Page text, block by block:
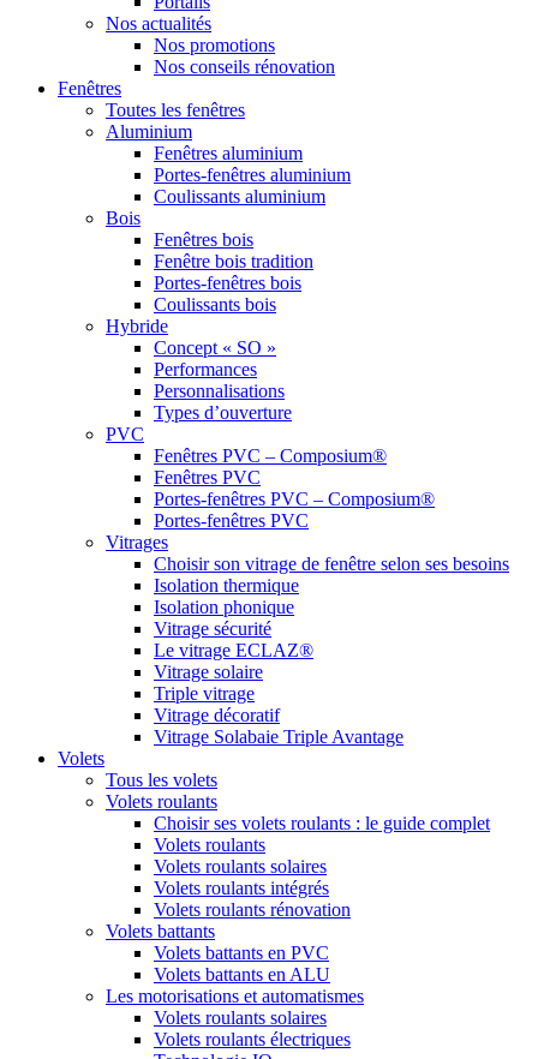
Nos actualités
Nos promotions
Nos conseils rénovation
Fenêtres
Toutes les fenêtres
Aluminium
Fenêtres aluminium
Portes-fenêtres aluminium
Coulissants aluminium
Bois
Fenêtres bois
Fenêtre bois tradition
Portes-fenêtres bois
Coulissants bois
Hybride
Concept « SO »
Performances
Personnalisations
Types d’ouverture
PVC
Fenêtres PVC – Composium®
Fenêtres PVC
Portes-fenêtres PVC – Composium®
Portes-fenêtres PVC
Vitrages
Choisir son vitrage de fenêtre selon ses besoins
Isolation thermique
Isolation phonique
Vitrage sécurité
Le vitrage ECLAZ®
Vitrage solaire
Triple vitrage
Vitrage décoratif
Vitrage Solabaie Triple Avantage
Volets
Tous les volets
Volets roulants
Choisir ses volets roulants : le guide complet
Volets roulants
Volets roulants solaires
Volets roulants intégrés
Volets roulants rénovation
Volets battants
Volets battants en PVC
Volets battants en ALU
Les motorisations et automatismes
Volets roulants solaires
Volets roulants électriques